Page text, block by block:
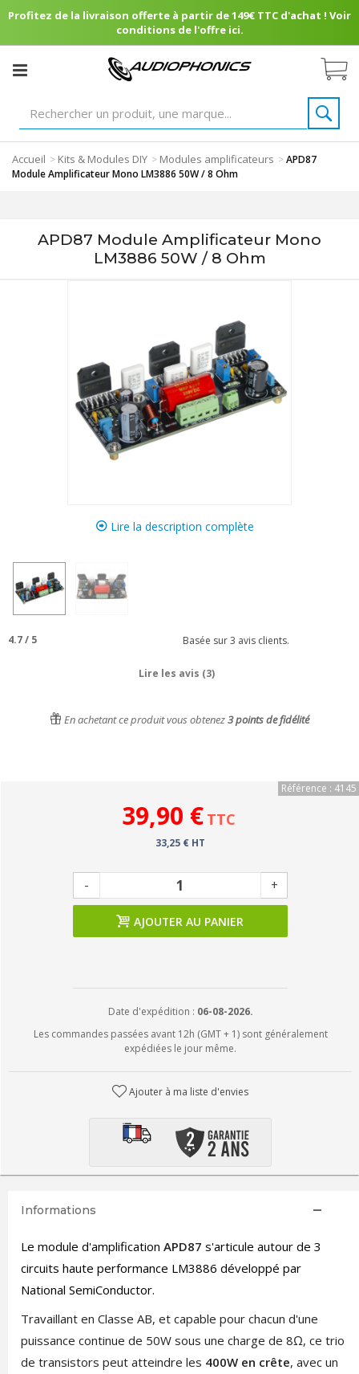
Profitez de la livraison offerte à partir de 149€ TTC d'achat ! Voir
conditions de l'offre ici.
Accueil > Kits & Modules DIY > Modules amplificateurs >APD87
Module Amplificateur Mono LM3886 50W / 8 Ohm
APD87 Module Amplificateur Mono
LM3886 50W / 8 Ohm
Lire la description complète
4.7/ 5 Basée sur3 avis clients.
Lire les avis (3)
En achetant ce produit vous obtenez3points de fidélité
Référence : 4145
39,90 € TTC
33,25 € HT
- +
AJOUTER AU PANIER
Date d'expédition : 06-08-2026.
Les commandes passées avant 12h (GMT + 1) sont généralement
expédiées le jour même.
Ajouter à ma liste d'envies
Informations
Le module d'amplification APD87 s'articule autour de 3
circuits haute performance LM3886 développé par
National SemiConductor.
Travaillant en Classe AB, et capable pour chacun d'une
puissance continue de 50W sous une charge de 8Ω, ce trio
de transistors peut atteindre les 400W en crête, avec un